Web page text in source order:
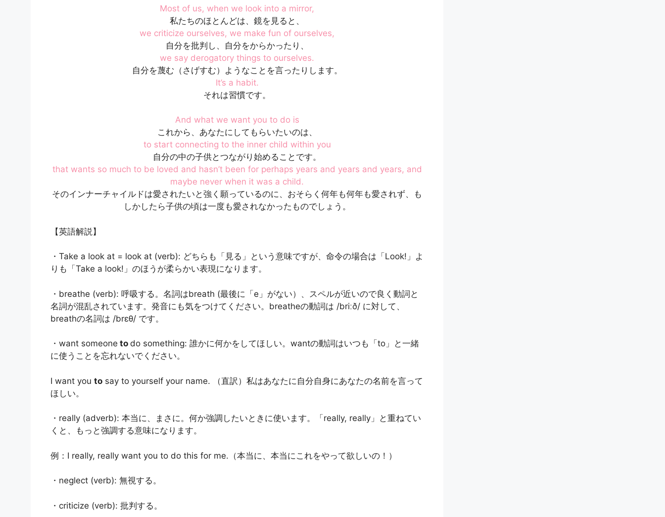
Most of us, when we look into a mirror,
私たちのほとんどは、鏡を見ると、
we criticize ourselves, we make fun of ourselves,
自分を批判し、自分をからかったり、
we say derogatory things to ourselves.
自分を蔑む（さげすむ）ようなことを言ったりします。
It’s a habit.
それは習慣です。
And what we want you to do is
これから、あなたにしてもらいたいのは、
to start connecting to the inner child within you
自分の中の子供とつながり始めることです。
that wants so much to be loved and hasn’t been for perhaps years and years and years, and
maybe never when it was a child.
そのインナーチャイルドは愛されたいと強く願っているのに、おそらく何年も何年も愛されず、も
しかしたら子供の頃は一度も愛されなかったものでしょう。
【英語解説】
・Take a look at = look at (verb): どちらも「見る」という意味ですが、命令の場合は「Look!」よ
りも「Take a look!」のほうが柔らかい表現になります。
・breathe (verb): 呼吸する。名詞はbreath (最後に「e」がない）、スペルが近いので良く動詞と
名詞が混乱されています。発音にも気をつけてください。breatheの動詞は /briːð/ に対して、
breathの名詞は /brɛθ/ です。
・want someone to do something: 誰かに何かをしてほしい。wantの動詞はいつも「to」と一緒
に使うことを忘れないでください。
I want you to say to yourself your name. （直訳）私はあなたに自分自身にあなたの名前を言って
ほしい。
・really (adverb): 本当に、まさに。何か強調したいときに使います。「really, really」と重ねてい
くと、もっと強調する意味になります。
例：I really, really want you to do this for me.（本当に、本当にこれをやって欲しいの！）
・neglect (verb): 無視する。
・criticize (verb): 批判する。